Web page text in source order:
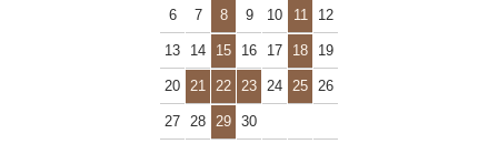
6 7 8 9 10 11 12
13 14 15 16 17 18 19
20 21 22 23 24 25 26
27 28 29 30